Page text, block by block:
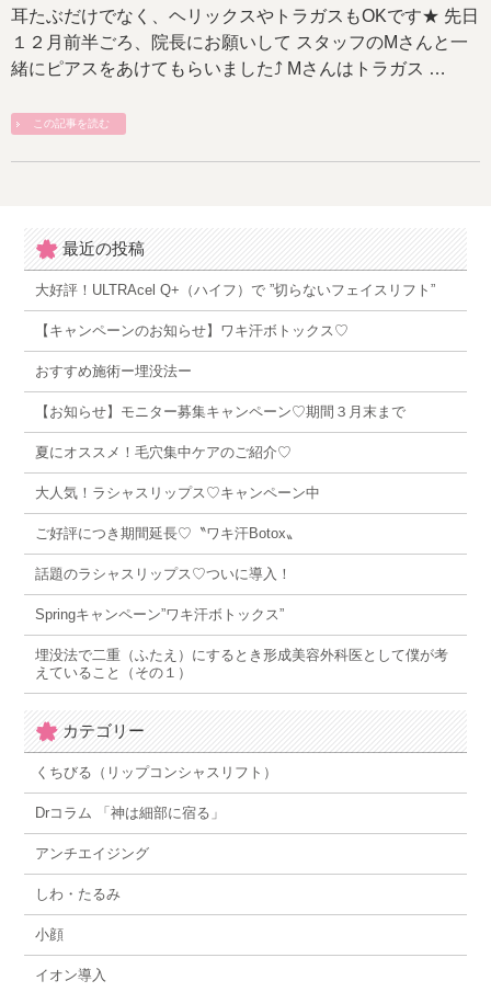
耳たぶだけでなく、ヘリックスやトラガスもOKです★ 先日
１２月前半ごろ、院長にお願いして スタッフのMさんと一
緒にピアスをあけてもらいました⤴︎ Mさんはトラガス …
この記事を読む
最近の投稿
大好評！ULTRAcel Q+（ハイフ）で ”切らないフェイスリフト”
【キャンペーンのお知らせ】ワキ汗ボトックス♡
おすすめ施術ー埋没法ー
【お知らせ】モニター募集キャンペーン♡期間３月末まで
夏にオススメ！毛穴集中ケアのご紹介♡
大人気！ラシャスリップス♡キャンペーン中
ご好評につき期間延長♡〝ワキ汗Botox〟
話題のラシャスリップス♡ついに導入！
Springキャンペーン”ワキ汗ボトックス”
埋没法で二重（ふたえ）にするとき形成美容外科医として僕が考
えていること（その１）
カテゴリー
くちびる（リップコンシャスリフト）
Drコラム 「神は細部に宿る」
アンチエイジング
しわ・たるみ
小顔
イオン導入